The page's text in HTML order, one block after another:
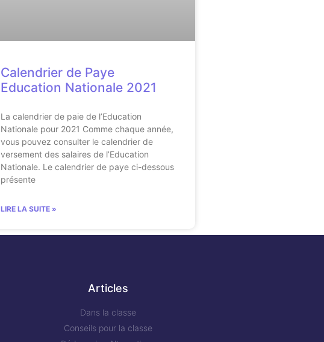
Calendrier de Paye
Education Nationale 2021
La calendrier de paie de l’Education
Nationale pour 2021 Comme chaque année,
vous pouvez consulter le calendrier de
versement des salaires de l’Education
Nationale. Le calendrier de paye ci-dessous
présente
LIRE LA SUITE »
Articles
Dans la classe
Conseils pour la classe